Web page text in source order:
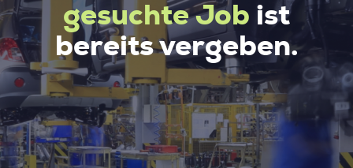
gesuchte Job ist
bereits vergeben.